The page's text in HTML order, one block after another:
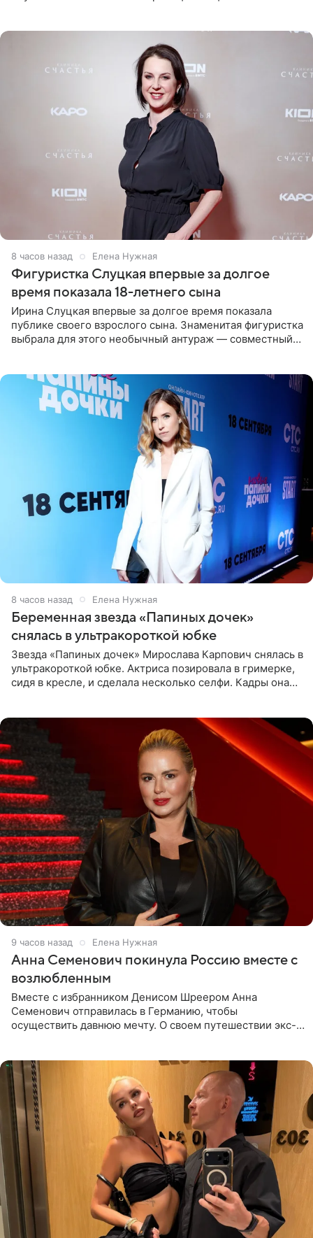
8 часов назад Елена Нужная
Фигуристка Слуцкая впервые за долгое
время показала 18-летнего сына
Ирина Слуцкая впервые за долгое время показала
публике своего взрослого сына. Знаменитая фигуристка
выбрала для этого необычный антураж — совместный
8 часов назад Елена Нужная
Беременная звезда «Папиных дочек»
снялась в ультракороткой юбке
Звезда «Папиных дочек» Мирослава Карпович снялась в
ультракороткой юбке. Актриса позировала в гримерке,
сидя в кресле, и сделала несколько селфи. Кадры она
9 часов назад Елена Нужная
Анна Семенович покинула Россию вместе с
возлюбленным
Вместе с избранником Денисом Шреером Анна
Семенович отправилась в Германию, чтобы
осуществить давнюю мечту. О своем путешествии экс-